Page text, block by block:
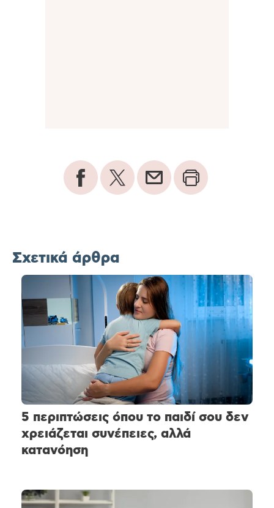
Σχετικά άρθρα
5 περιπτώσεις όπου το παιδί σου δεν
χρειάζεται συνέπειες, αλλά
κατανόηση